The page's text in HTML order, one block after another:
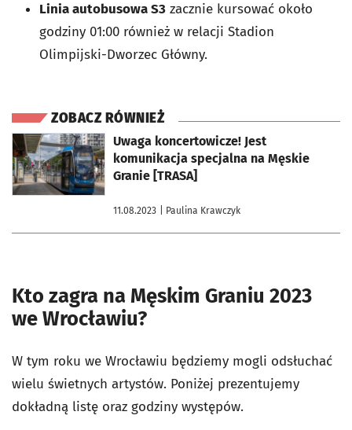
Linia autobusowa S3 zacznie kursować około
godziny 01:00 również w relacji Stadion
Olimpijski-Dworzec Główny.
ZOBACZ RÓWNIEŻ
Uwaga koncertowicze! Jest
komunikacja specjalna na Męskie
Granie [TRASA]
11.08.2023 | Paulina Krawczyk
otworzy się w nowej karcie
Kto zagra na Męskim Graniu 2023
we Wrocławiu?
W tym roku we Wrocławiu będziemy mogli odsłuchać
wielu świetnych artystów. Poniżej prezentujemy
dokładną listę oraz godziny występów.